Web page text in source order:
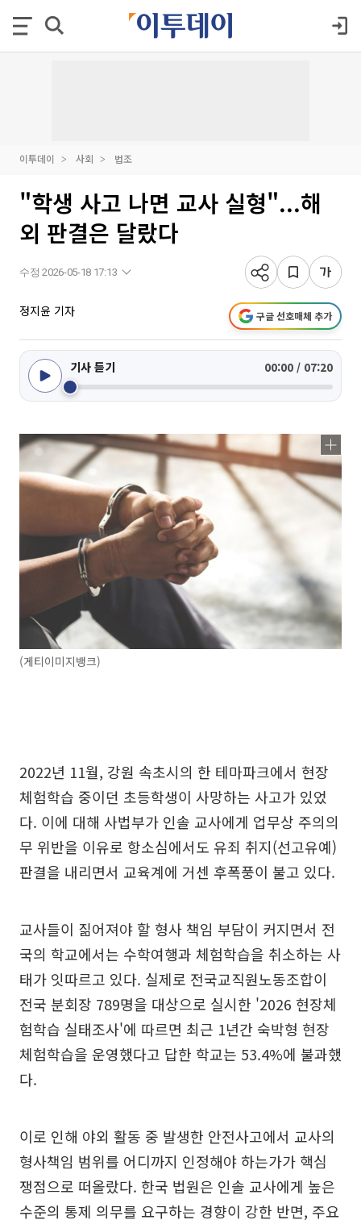
이투데이 사회 법조
"학생 사고 나면 교사 실형"...해
외 판결은 달랐다
수정 2026-05-18 17:13
정지윤 기자 구글 선호매체 추가
기사 듣기 00:00 / 07:20
(게티이미지뱅크)
2022년 11월, 강원 속초시의 한 테마파크에서 현장
체험학습 중이던 초등학생이 사망하는 사고가 있었
다. 이에 대해 사법부가 인솔 교사에게 업무상 주의의
무 위반을 이유로 항소심에서도 유죄 취지(선고유예)
판결을 내리면서 교육계에 거센 후폭풍이 불고 있다.
교사들이 짊어져야 할 형사 책임 부담이 커지면서 전
국의 학교에서는 수학여행과 체험학습을 취소하는 사
태가 잇따르고 있다. 실제로 전국교직원노동조합이
전국 분회장 789명을 대상으로 실시한 '2026 현장체
험학습 실태조사'에 따르면 최근 1년간 숙박형 현장
체험학습을 운영했다고 답한 학교는 53.4%에 불과했
다.
이로 인해 야외 활동 중 발생한 안전사고에서 교사의
형사책임 범위를 어디까지 인정해야 하는가가 핵심
쟁점으로 떠올랐다. 한국 법원은 인솔 교사에게 높은
수준의 통제 의무를 요구하는 경향이 강한 반면, 주요